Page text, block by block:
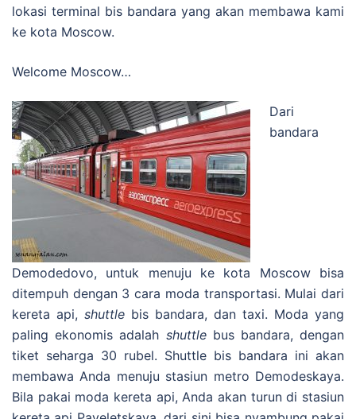
lokasi terminal bis bandara yang akan membawa kami
ke kota Moscow.
Welcome Moscow…
Dari
bandara
Demodedovo, untuk menuju ke kota Moscow bisa
ditempuh dengan 3 cara moda transportasi. Mulai dari
kereta api, shuttle bis bandara, dan taxi. Moda yang
paling ekonomis adalah shuttlebus bandara, dengan
tiket seharga 30 rubel. Shuttle bis bandara ini akan
membawa Anda menuju stasiun metro Demodeskaya.
Bila pakai moda kereta api, Anda akan turun di stasiun